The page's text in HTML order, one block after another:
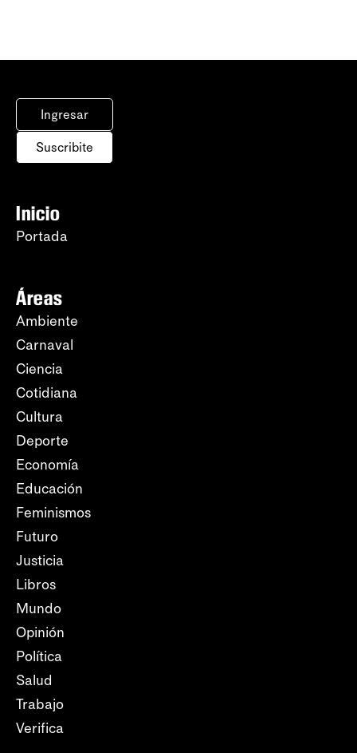
Ingresar
Suscribite
Inicio
Portada
Áreas
Ambiente
Carnaval
Ciencia
Cotidiana
Cultura
Deporte
Economía
Educación
Feminismos
Futuro
Justicia
Libros
Mundo
Opinión
Política
Salud
Trabajo
Verifica